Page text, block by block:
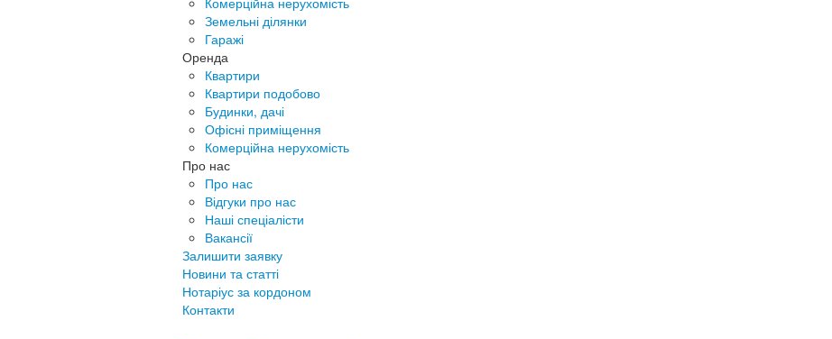
Земельні ділянки
Гаражі
Оренда
Квартири
Квартири подобово
Будинки, дачі
Офісні приміщення
Комерційна нерухомість
Про нас
Про нас
Відгуки про нас
Наші спеціалісти
Вакансії
Залишити заявку
Новини та статті
Нотаріус за кордоном
Контакти